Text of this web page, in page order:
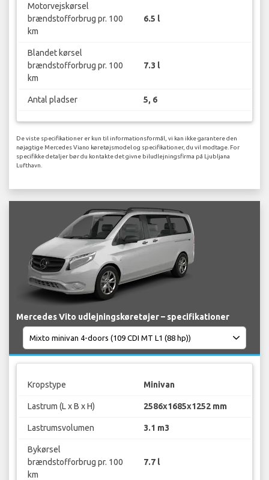
Motorvejskørsel
brændstofforbrug pr. 100
km
6.5 l
Blandet kørsel
brændstofforbrug pr. 100
km
7.3 l
Antal pladser 5, 6
De viste specifikationer er kun til informationsformål, vi kan ikke garantere den
nøjagtige Mercedes Viano køretøjsmodel og specifikationer, du vil modtage. For
specifikke detaljer bør du kontakte det givne biludlejningsfirma på Ljubljana
Lufthavn.
Mercedes Vito udlejningskøretøjer – specifikationer
Kropstype Minivan
Lastrum (L x B x H) 2586x1685x1252 mm
Lastrumsvolumen 3.1 m3
Bykørsel
brændstofforbrug pr. 100
km
7.7 l